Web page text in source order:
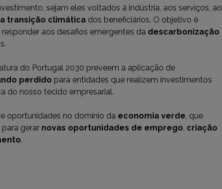
sejam eles voltados à indústria, aos serviços, ao
transição climática dos beneficiários. O objetivo é
aos desafios emergentes da descarbonização
do Portugal 2030 preveem a aplicação de
perdido para entidades que realizem investimentos
do nosso tecido empresarial.
oportunidades no domínio da economia verde, que
gerar novas oportunidades de emprego, criação
.